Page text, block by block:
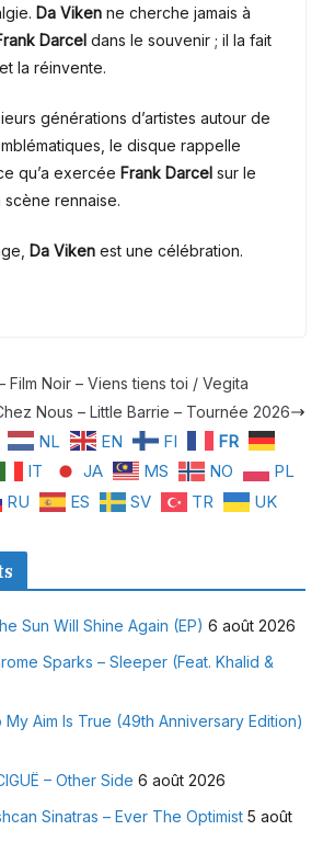
Da Viken ne cherche jamais à
Darcel dans le souvenir ; il la fait
la réinvente.
générations d’artistes autour de
le disque rappelle
qu’a exercée Frank Darcel sur le
rennaise.
Da Viken est une célébration.
Film Noir – Viens tiens toi / Vegita
Nous – Little Barrie – Tournée 2026
NL EN FI
FR
IT JA MS NO
PL
RU ES SV TR UK
Sun Will Shine Again (EP) 6 août 2026
Sparks – Sleeper (Feat. Khalid &
My Aim Is True (49th Anniversary Edition)
– Other Side 6 août 2026
Sinatras – Ever The Optimist 5 août